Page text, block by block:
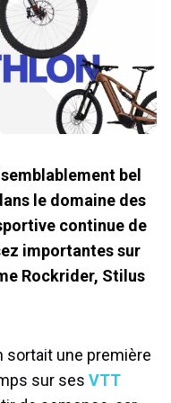
bel
le domaine des
continue de
importantes sur
Rockrider, Stilus
sortait une première
sur ses VTT